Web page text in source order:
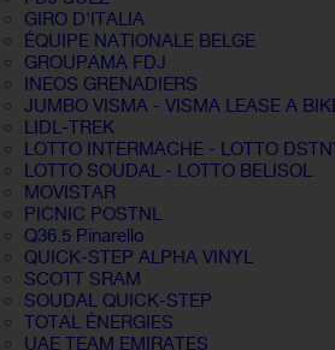
GIRO D'ITALIA
ÉQUIPE NATIONALE BELGE
GROUPAMA FDJ
INEOS GRENADIERS
JUMBO VISMA - VISMA LEASE A
LIDL-TREK
LOTTO INTERMACHE - LOTTO
LOTTO SOUDAL - LOTTO BELISOL
MOVISTAR
PICNIC POSTNL
Q36.5 Pinarello
QUICK-STEP ALPHA VINYL
SCOTT SRAM
SOUDAL QUICK-STEP
TOTAL ÉNERGIES
UAE TEAM EMIRATES